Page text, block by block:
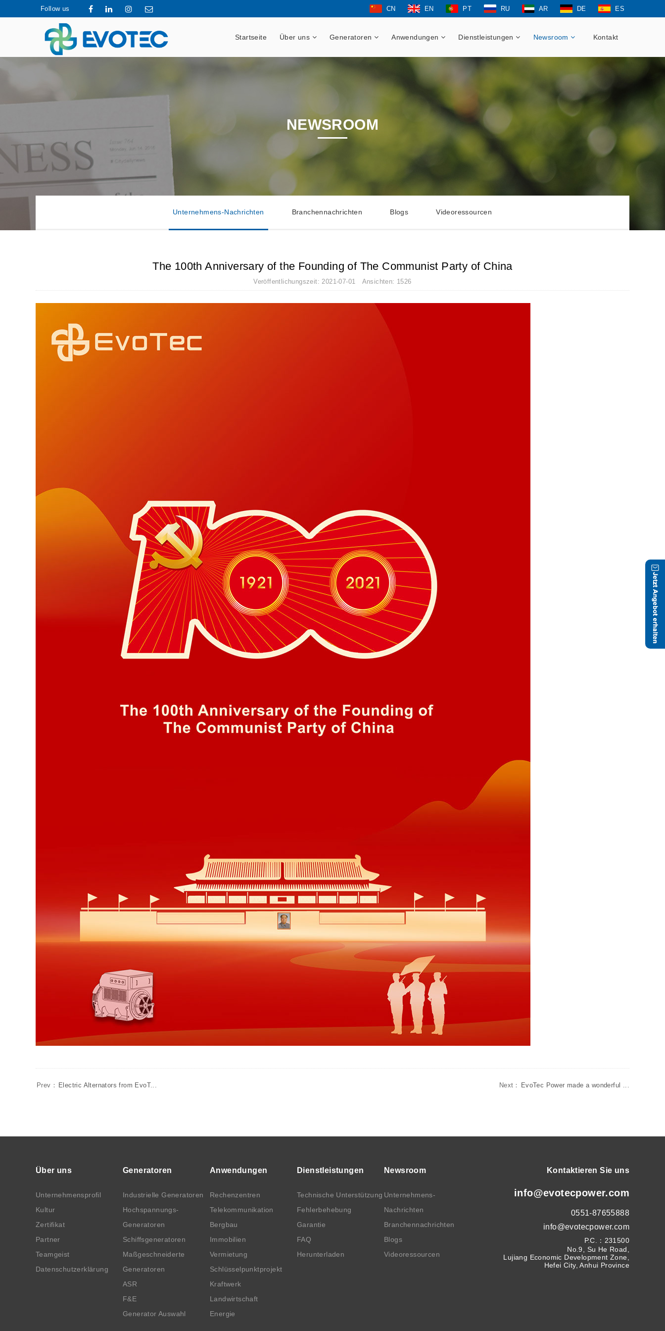
Follow us CN EN PT RU AR DE ES
Startseite Über uns Generatoren Anwendungen Dienstleistungen Newsroom Kontakt
NEWSROOM
Unternehmens-Nachrichten Branchennachrichten Blogs Videoressourcen
The 100th Anniversary of the Founding of The Communist Party of China
Veröffentlichungszeit: 2021-07-01 Ansichten: 1526
Next： EvoTec Power made a wonderful ...
Prev： Electric Alternators from EvoT...
Über uns
Unternehmensprofil
Kultur
Zertifikat
Partner
Teamgeist
Datenschutzerklärung
Generatoren
Industrielle Generatoren
Hochspannungs-
Generatoren
Schiffsgeneratoren
Maßgeschneiderte
Generatoren
ASR
F&E
Generator Auswahl
Anwendungen
Rechenzentren
Telekommunikation
Bergbau
Immobilien
Vermietung
Schlüsselpunktprojekt
Kraftwerk
Landwirtschaft
Energie
Dienstleistungen
Technische Unterstützung
Fehlerbehebung
Garantie
FAQ
Herunterladen
Newsroom
Unternehmens-
Nachrichten
Branchennachrichten
Blogs
Videoressourcen
Kontaktieren Sie uns
info@evotecpower.com
0551-87655888
info@evotecpower.com
P.C.：231500
No.9, Su He Road,
Lujiang Economic Development Zone,
Hefei City, Anhui Province